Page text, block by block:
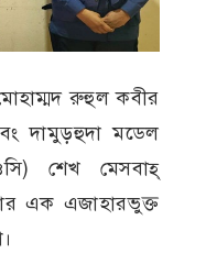
রুহুল কবীর
দামুড়হুদা মডেল
শেখ মেসবাহ্
এক এজাহারভুক্ত